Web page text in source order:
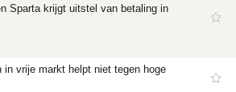
Sparta krijgt uitstel van betaling in
in vrije markt helpt niet tegen hoge